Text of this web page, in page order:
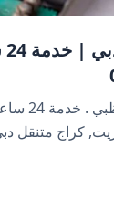
كراج
كراج متنقل دبي